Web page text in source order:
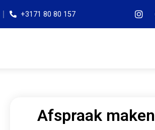
+3171 80 80 157
Afspraak maken